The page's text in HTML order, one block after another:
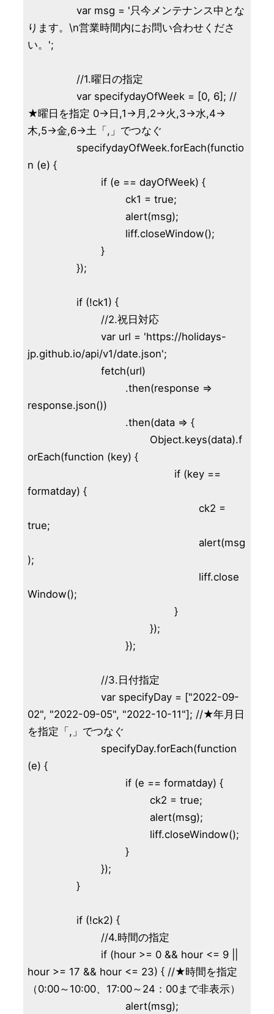
		var msg = '只今メンテナンス中とな
ります。\n営業時間内にお問い合わせくださ
い。';
		var specifydayOfWeek = [0, 6]; //
★曜日を指定 0→日,1→月,2→火,3→水,4→
木,5→金,6→土「,」でつなぐ
n (e) {
				ck1 = true;
				alert(msg);
			}
		});
			var url = 'https://holidays-
jp.github.io/api/v1/date.json';
			fetch(url)
response.json())
orEach(function (key) {
formatday) {
							ck2 =
true;
							alert(msg
);
Window();
						}
					});
				});
			var specifyDay = ["2022-09-
02", "2022-09-05", "2022-10-11"]; //★年月日
を指定「,」でつなぐ
(e) {
					ck2 = true;
					alert(msg);
				}
			});
		}
hour >= 17 && hour <= 23) { //★時間を指定
（0:00～10:00、17:00～24：00まで非表示）
				alert(msg);